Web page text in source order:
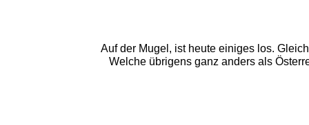
Auf der Mugel, ist heute einiges los.
Welche übrigens ganz anders als